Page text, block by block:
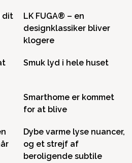
dit
LK FUGA® – en
designklassiker bliver
klogere
Smuk lyd i hele huset
Smarthome er kommet
for at blive
Dybe varme lyse nuancer,
og et strejf af
beroligende subtile